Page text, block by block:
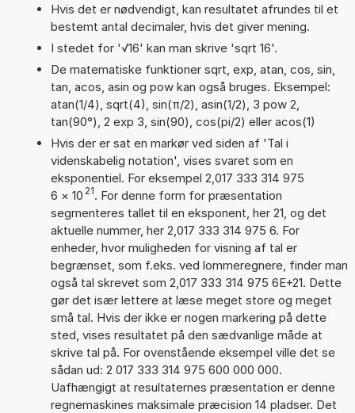
Hvis det er nødvendigt, kan resultatet afrundes til et
bestemt antal decimaler, hvis det giver mening.
I stedet for '√16' kan man skrive 'sqrt 16'.
De matematiske funktioner sqrt, exp, atan, cos, sin,
tan, acos, asin og pow kan også bruges. Eksempel:
atan(1/4), sqrt(4), sin(π/2), asin(1/2), 3 pow 2,
tan(90°), 2 exp 3, sin(90), cos(pi/2) eller acos(1)
Hvis der er sat en markør ved siden af 'Tal i
videnskabelig notation', vises svaret som en
eksponentiel. For eksempel 2,017 333 314 975
6 × 10 21. For denne form for præsentation
segmenteres tallet til en eksponent, her 21, og det
aktuelle nummer, her 2,017 333 314 975 6. For
enheder, hvor muligheden for visning af tal er
begrænset, som f.eks. ved lommeregnere, finder man
også tal skrevet som 2,017 333 314 975 6E+21. Dette
gør det især lettere at læse meget store og meget
små tal. Hvis der ikke er nogen markering på dette
sted, vises resultatet på den sædvanlige måde at
skrive tal på. For ovenstående eksempel ville det se
sådan ud: 2 017 333 314 975 600 000 000.
Uafhængigt at resultaternes præsentation er denne
regnemaskines maksimale præcision 14 pladser. Det